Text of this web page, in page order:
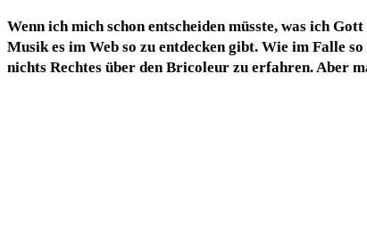
Wenn ich mich schon ent­schei­den müss­te, was ich
Musik es im Web so zu ent­de­cken gibt. Wie im Fal­le
nichts Rech­tes über den Bri­coleur zu erfah­ren. Aber